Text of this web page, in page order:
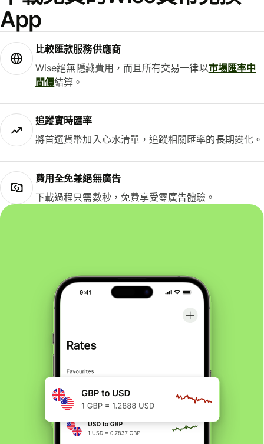
App
比較匯款服務供應商
Wise絕無隱藏費用，而且所有交易一律以市場匯率中
間價結算。
追蹤實時匯率
將首選貨幣加入心水清單，追蹤相關匯率的長期變化。
費用全免兼絕無廣告
下載過程只需數秒，免費享受零廣告體驗。